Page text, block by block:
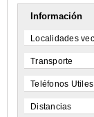
Información
Localidades
Transporte
Teléfonos Utiles
Distancias